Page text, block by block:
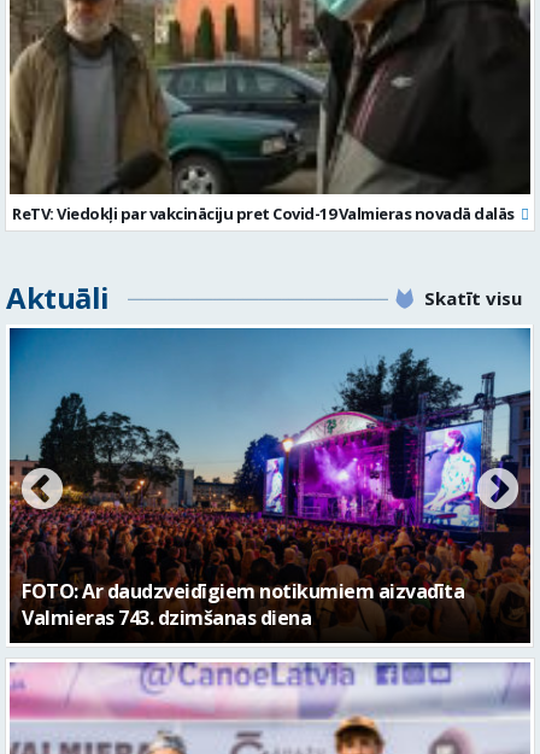
ReTV: Viedokļi par vakcināciju pret Covid-19 Valmieras novadā dalās
Aktuāli Skatīt visu
FOTO: Valmieras pilsētas svētku gājiens 2026